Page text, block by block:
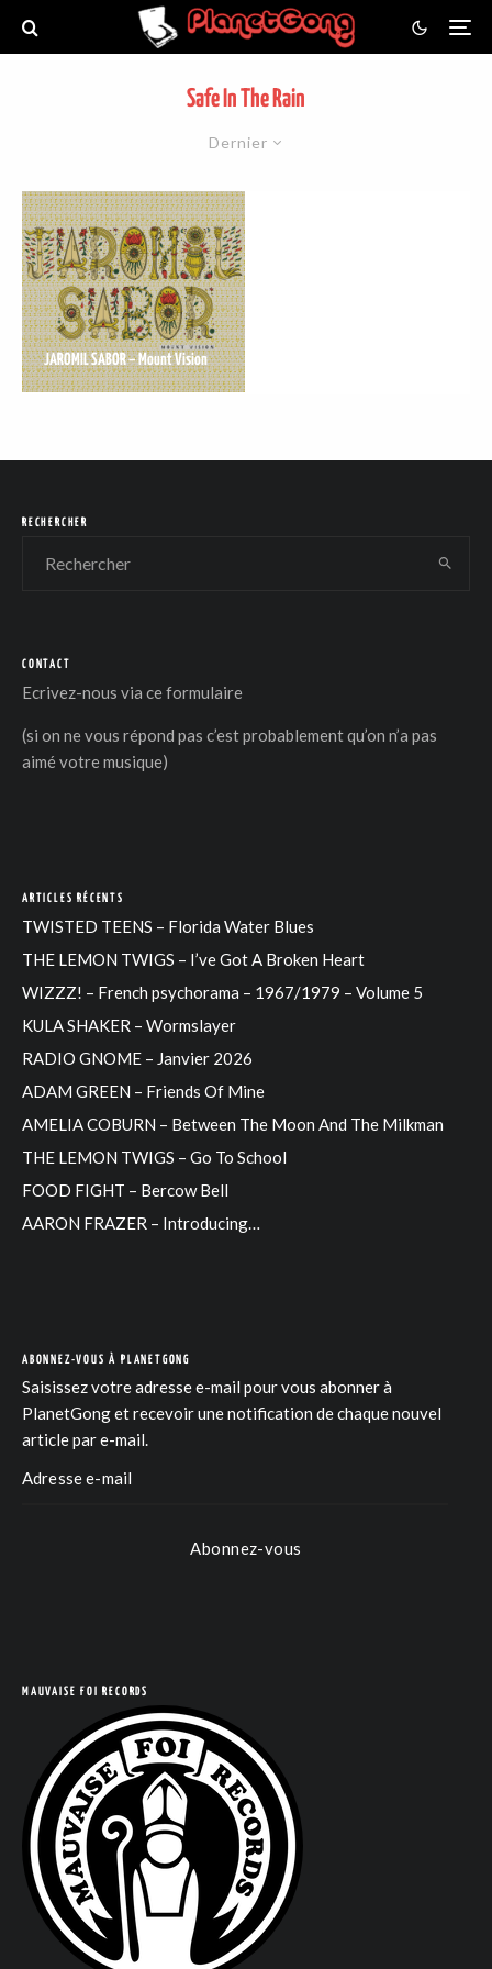
Safe In The Rain
Dernier
JAROMIL SABOR – Mount Vision
RECHERCHER
CONTACT
Ecrivez-nous via ce formulaire
(si on ne vous répond pas c’est probablement qu’on n’a pas
aimé votre musique)
ARTICLES RÉCENTS
TWISTED TEENS – Florida Water Blues
THE LEMON TWIGS – I’ve Got A Broken Heart
WIZZZ! – French psychorama – 1967/1979 – Volume 5
KULA SHAKER – Wormslayer
RADIO GNOME – Janvier 2026
ADAM GREEN – Friends Of Mine
AMELIA COBURN – Between The Moon And The Milkman
THE LEMON TWIGS – Go To School
FOOD FIGHT – Bercow Bell
AARON FRAZER – Introducing…
ABONNEZ-VOUS À PLANETGONG
Saisissez votre adresse e-mail pour vous abonner à
PlanetGong et recevoir une notification de chaque nouvel
article par e-mail.
Abonnez-vous
MAUVAISE FOI RECORDS